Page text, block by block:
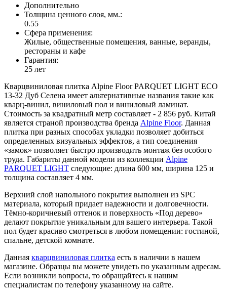
Дополнительно
Толщина ценного слоя, мм.:
0.55
Сфера применения:
Жилые, общественные помещения, ванные, веранды,
рестораны и кафе
Гарантия:
25 лет
Кварцвиниловая плитка Alpine Floor PARQUET LIGHT ЕСО
13-32 Дуб Селена имеет альтернативные названия такие как
кварц-винил, виниловый пол и виниловый ламинат.
Стоимость за квадратный метр составляет - 2 856 руб. Китай
является страной производства бренда Alpine Floor. Данная
плитка при разных способах укладки позволяет добиться
определенных визуальных эффектов, а тип соединения
«замок» позволяет быстро производить монтаж без особого
труда. Габариты данной модели из коллекции Alpine
PARQUET LIGHT следующие: длина 600 мм, ширина 125 и
толщина составляет 4 мм.
Верхний слой напольного покрытия выполнен из SPC
материала, который придает надежности и долговечности.
Тёмно-коричневый оттенок и поверхность «Под дерево»
делают покрытие уникальным для вашего интерьера. Такой
пол будет красиво смотреться в любом помещении: гостиной,
спальне, детской комнате.
Данная кварцвиниловая плитка есть в наличии в нашем
магазине. Образцы вы можете увидеть по указанным адресам.
Если возникли вопросы, то обращайтесь к нашим
специалистам по телефону указанному на сайте.